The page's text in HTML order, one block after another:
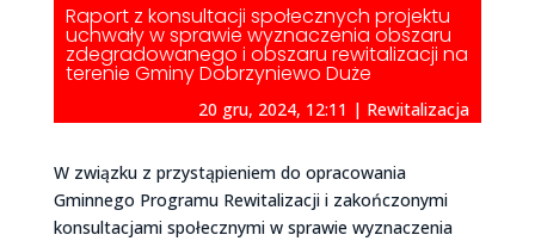
Raport z konsultacji społecznych projektu
uchwały w sprawie wyznaczenia obszaru
zdegradowanego i obszaru rewitalizacji na
terenie Gminy Dobrzyniewo Duże
20 gru, 2024, 12:11 | Rewitalizacja
W związku z przystąpieniem do opracowania
Gminnego Programu Rewitalizacji i zakończonymi
konsultacjami społecznymi w sprawie wyznaczenia